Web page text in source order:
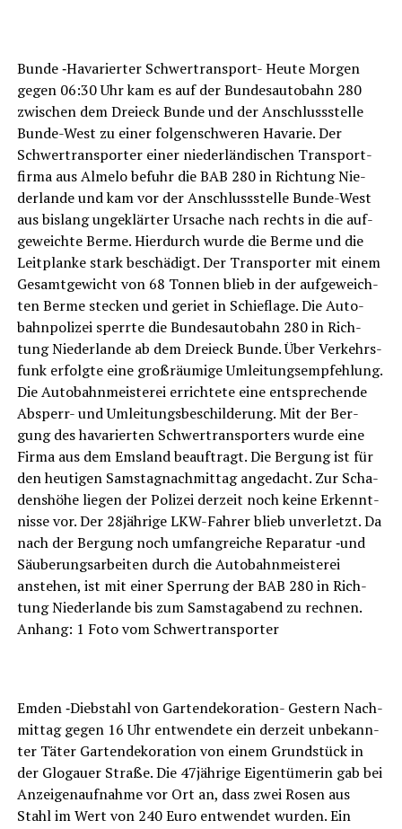
Bun­de ‑Hava­rier­ter Schwer­trans­port- Heu­te Mor­gen
gegen 06:30 Uhr kam es auf der Bun­des­au­to­bahn 280
zwi­schen dem Drei­eck Bun­de und der Anschluss­stel­le
Bun­de-West zu einer fol­gen­schwe­ren Hava­rie. Der
Schwer­trans­por­ter einer nie­der­län­di­schen Trans­port­
fir­ma aus Alme­lo befuhr die BAB 280 in Rich­tung Nie­
der­lan­de und kam vor der Anschluss­stel­le Bun­de-West
aus bis­lang unge­klär­ter Ursa­che nach rechts in die auf­
ge­weich­te Ber­me. Hier­durch wur­de die Ber­me und die
Leit­plan­ke stark beschä­digt. Der Trans­por­ter mit einem
Gesamt­ge­wicht von 68 Ton­nen blieb in der auf­ge­weich­
ten Ber­me ste­cken und geriet in Schief­la­ge. Die Auto­
bahn­po­li­zei sperr­te die Bun­des­au­to­bahn 280 in Rich­
tung Nie­der­lan­de ab dem Drei­eck Bun­de. Über Ver­kehrs­
funk erfolg­te eine groß­räu­mi­ge Umlei­tungs­emp­feh­lung.
Die Auto­bahn­meis­te­rei errich­te­te eine ent­spre­chen­de
Absperr- und Umlei­tungs­be­schil­de­rung. Mit der Ber­
gung des hava­rier­ten Schwer­trans­por­ters wur­de eine
Fir­ma aus dem Ems­land beauf­tragt. Die Ber­gung ist für
den heu­ti­gen Sams­tag­nach­mit­tag ange­dacht. Zur Scha­
dens­hö­he lie­gen der Poli­zei der­zeit noch kei­ne Erkennt­
nis­se vor. Der 28jährige LKW-Fah­rer blieb unver­letzt. Da
nach der Ber­gung noch umfang­rei­che Repa­ra­tur ‑und
Säu­be­rungs­ar­bei­ten durch die Auto­bahn­meis­te­rei
anste­hen, ist mit einer Sper­rung der BAB 280 in Rich­
tung Nie­der­lan­de bis zum Sams­tag­abend zu rech­nen.
Anhang: 1 Foto vom Schwertransporter
Emden ‑Dieb­stahl von Gar­ten­de­ko­ra­ti­on- Ges­tern Nach­
mit­tag gegen 16 Uhr ent­wen­de­te ein der­zeit unbe­kann­
ter Täter Gar­ten­de­ko­ra­ti­on von einem Grund­stück in
der Glo­gau­er Stra­ße. Die 47jährige Eigen­tü­me­rin gab bei
Anzei­gen­auf­nah­me vor Ort an, dass zwei Rosen aus
Stahl im Wert von 240 Euro ent­wen­det wur­den. Ein